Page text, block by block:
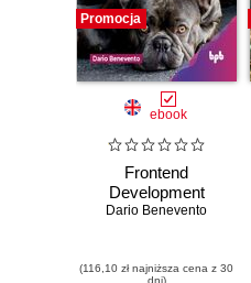
Promocja
ebook
Frontend
Development
Dario Benevento
(116,10 zł najniższa cena z 30